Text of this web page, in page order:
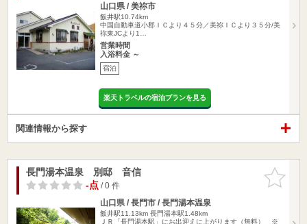
山口県 / 美祢市
飯井駅10.74km
中国自動車道小郡ＩＣより４５分／美祢ＩＣより３５分/美
祢東JCより1…
営業時間
入浴料金 ～
宿泊
楽天トラベルの宿泊プランを見る
関連情報から探す
お気に入
りに追加
長門湯本温泉 別邸 音信
-点/ 0 件
山口県 / 長門市 / 長門湯本温泉
飯井駅11.13km 長門湯本駅1.48km
ＪＲ「長門湯本駅」にお出迎えに上がります（無料） ※